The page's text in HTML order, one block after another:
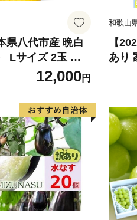
県八代市産 晩白
Lサイズ 2玉 柑
だもの フルーツ
八代市 【2026
次発送】
12,000円
和歌山
【
あり 家庭用 約
み
物
物
98